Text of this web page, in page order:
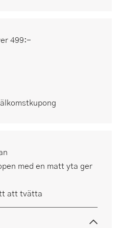
499:-
med en matt yta ger
att tvätta